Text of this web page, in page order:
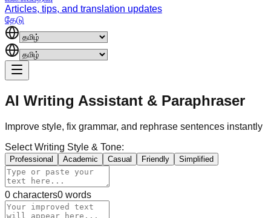
Articles, tips, and translation updates
தேடு
AI Writing Assistant & Paraphraser
Improve style, fix grammar, and rephrase sentences instantly
Select Writing Style & Tone:
Professional Academic Casual Friendly Simplified
0 characters0 words